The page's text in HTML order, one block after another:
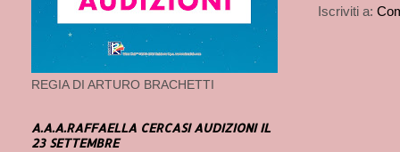
Iscriviti a:
REGIA DI ARTURO BRACHETTI
A.A.A.RAFFAELLA CERCASI AUDIZIONI IL
23 SETTEMBRE